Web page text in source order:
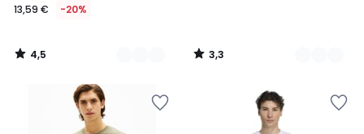
13,59 € -20%
4,5
/
3,3
/